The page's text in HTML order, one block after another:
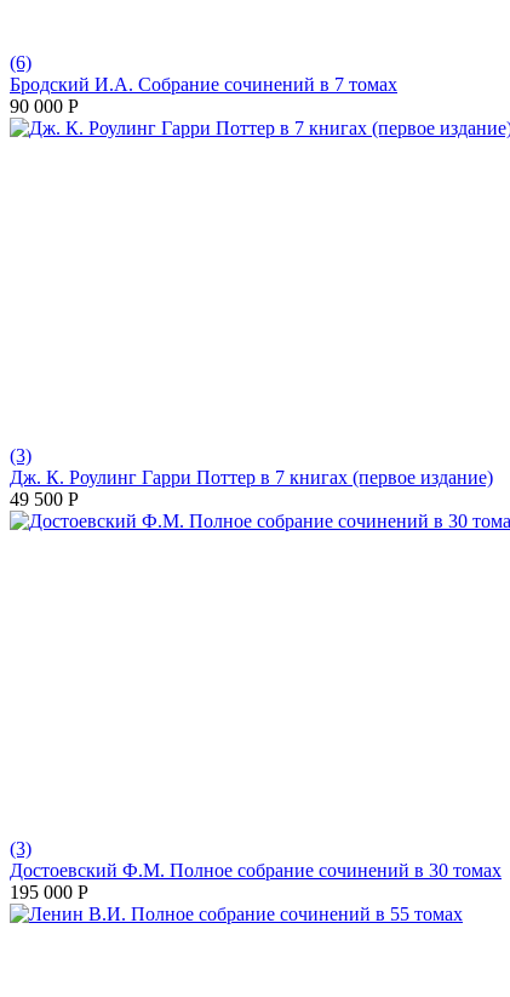
(6)
Бродский И.А. Собрание сочинений в 7 томах
90 000 Р
(3)
Дж. К. Роулинг Гарри Поттер в 7 книгах (первое издание)
49 500 Р
(3)
Достоевский Ф.М. Полное собрание сочинений в 30 томах
195 000 Р